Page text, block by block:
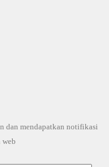
dan mendapatkan notifikasi
web